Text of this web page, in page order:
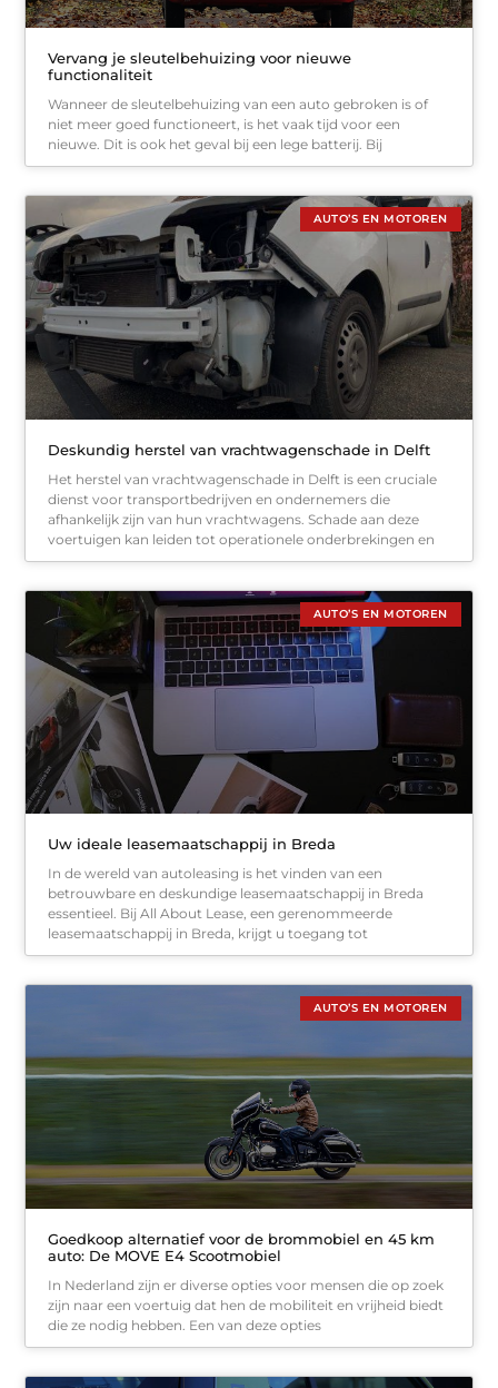
Vervang je sleutelbehuizing voor nieuwe
functionaliteit
Wanneer de sleutelbehuizing van een auto gebroken is of
niet meer goed functioneert, is het vaak tijd voor een
nieuwe. Dit is ook het geval bij een lege batterij. Bij
AUTO’S EN MOTOREN
Deskundig herstel van vrachtwagenschade in Delft
Het herstel van vrachtwagenschade in Delft is een cruciale
dienst voor transportbedrijven en ondernemers die
afhankelijk zijn van hun vrachtwagens. Schade aan deze
voertuigen kan leiden tot operationele onderbrekingen en
AUTO’S EN MOTOREN
Uw ideale leasemaatschappij in Breda
In de wereld van autoleasing is het vinden van een
betrouwbare en deskundige leasemaatschappij in Breda
essentieel. Bij All About Lease, een gerenommeerde
leasemaatschappij in Breda, krijgt u toegang tot
AUTO’S EN MOTOREN
Goedkoop alternatief voor de brommobiel en 45 km
auto: De MOVE E4 Scootmobiel
In Nederland zijn er diverse opties voor mensen die op zoek
zijn naar een voertuig dat hen de mobiliteit en vrijheid biedt
die ze nodig hebben. Een van deze opties